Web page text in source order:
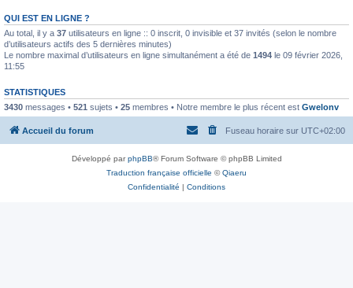
QUI EST EN LIGNE ?
Au total, il y a 37 utilisateurs en ligne :: 0 inscrit, 0 invisible et 37 invités (selon le nombre
d’utilisateurs actifs des 5 dernières minutes)
Le nombre maximal d’utilisateurs en ligne simultanément a été de 1494 le 09 février 2026,
11:55
STATISTIQUES
3430 messages • 521 sujets • 25 membres • Notre membre le plus récent est Gwelonv
Accueil du forum Fuseau horaire sur UTC+02:00
Développé parphpBB® Forum Software © phpBB Limited
Traduction française officielle ©Qiaeru
Confidentialité | Conditions